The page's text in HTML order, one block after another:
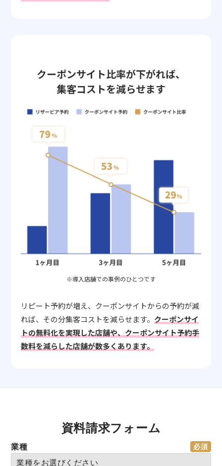
クーポンサイト比率が下がれば、
集客コストを減らせます
※導入店舗での事例のひとつです
リピート予約が増え、クーポンサイトからの予約が減
れば、その分集客コストを減らせます。クーポンサイ
トの無料化を実現した店舗や、クーポンサイト予約手
数料を減らした店舗が数多くあります。
資料請求フォーム
業種